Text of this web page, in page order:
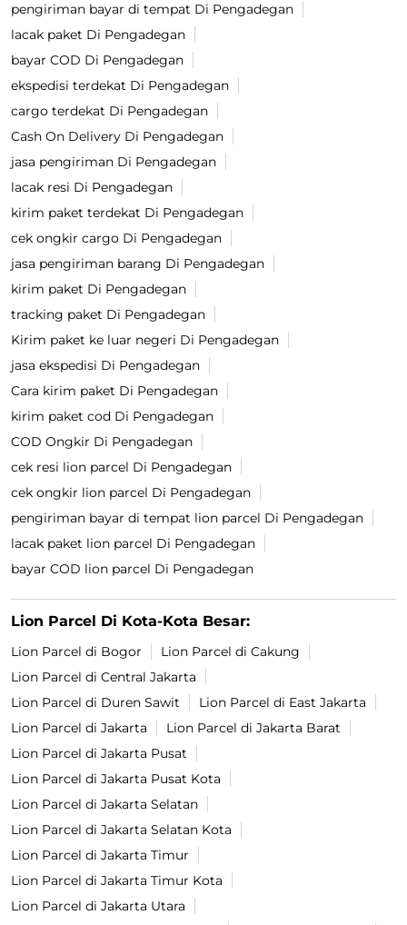
pengiriman bayar di tempat Di Pengadegan
lacak paket Di Pengadegan
bayar COD Di Pengadegan
ekspedisi terdekat Di Pengadegan
cargo terdekat Di Pengadegan
Cash On Delivery Di Pengadegan
jasa pengiriman Di Pengadegan
lacak resi Di Pengadegan
kirim paket terdekat Di Pengadegan
cek ongkir cargo Di Pengadegan
jasa pengiriman barang Di Pengadegan
kirim paket Di Pengadegan
tracking paket Di Pengadegan
Kirim paket ke luar negeri Di Pengadegan
jasa ekspedisi Di Pengadegan
Cara kirim paket Di Pengadegan
kirim paket cod Di Pengadegan
COD Ongkir Di Pengadegan
cek resi lion parcel Di Pengadegan
cek ongkir lion parcel Di Pengadegan
pengiriman bayar di tempat lion parcel Di Pengadegan
lacak paket lion parcel Di Pengadegan
bayar COD lion parcel Di Pengadegan
Lion Parcel Di Kota-Kota Besar:
Lion Parcel di Bogor
Lion Parcel di Cakung
Lion Parcel di Central Jakarta
Lion Parcel di Duren Sawit
Lion Parcel di East Jakarta
Lion Parcel di Jakarta
Lion Parcel di Jakarta Barat
Lion Parcel di Jakarta Pusat
Lion Parcel di Jakarta Pusat Kota
Lion Parcel di Jakarta Selatan
Lion Parcel di Jakarta Selatan Kota
Lion Parcel di Jakarta Timur
Lion Parcel di Jakarta Timur Kota
Lion Parcel di Jakarta Utara